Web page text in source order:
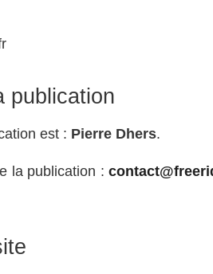
publication
est : Pierre Dhers.
la publication :